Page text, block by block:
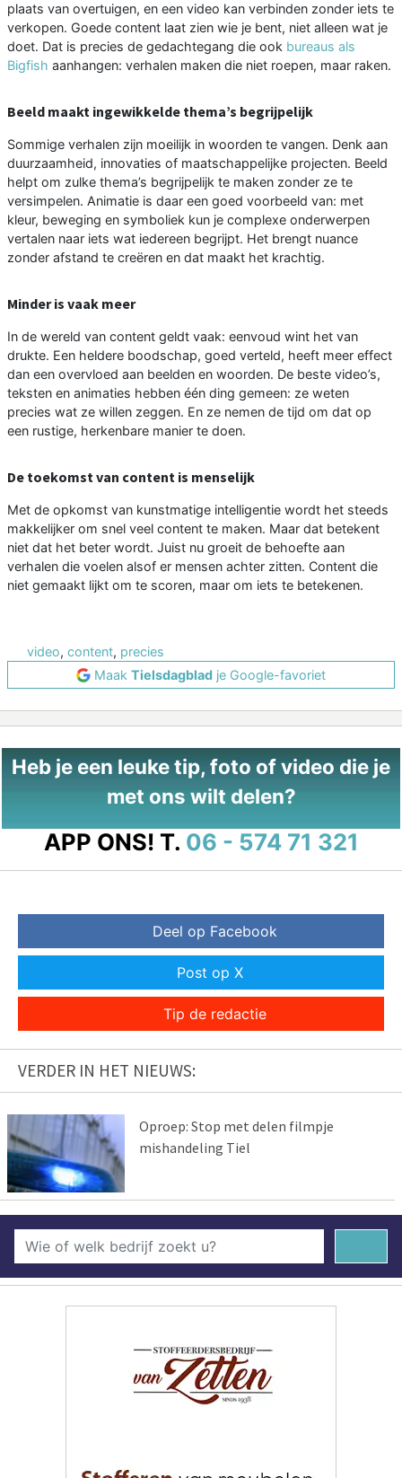
plaats van overtuigen, en een video kan verbinden zonder iets te
verkopen. Goede content laat zien wie je bent, niet alleen wat je
doet. Dat is precies de gedachtegang die ook bureaus als
Bigfish aanhangen: verhalen maken die niet roepen, maar raken.
Beeld maakt ingewikkelde thema’s begrijpelijk
Sommige verhalen zijn moeilijk in woorden te vangen. Denk aan
duurzaamheid, innovaties of maatschappelijke projecten. Beeld
helpt om zulke thema’s begrijpelijk te maken zonder ze te
versimpelen. Animatie is daar een goed voorbeeld van: met
kleur, beweging en symboliek kun je complexe onderwerpen
vertalen naar iets wat iedereen begrijpt. Het brengt nuance
zonder afstand te creëren en dat maakt het krachtig.
Minder is vaak meer
In de wereld van content geldt vaak: eenvoud wint het van
drukte. Een heldere boodschap, goed verteld, heeft meer effect
dan een overvloed aan beelden en woorden. De beste video’s,
teksten en animaties hebben één ding gemeen: ze weten
precies wat ze willen zeggen. En ze nemen de tijd om dat op
een rustige, herkenbare manier te doen.
De toekomst van content is menselijk
Met de opkomst van kunstmatige intelligentie wordt het steeds
makkelijker om snel veel content te maken. Maar dat betekent
niet dat het beter wordt. Juist nu groeit de behoefte aan
verhalen die voelen alsof er mensen achter zitten. Content die
niet gemaakt lijkt om te scoren, maar om iets te betekenen.
video, content, precies
Maak Tielsdagblad je Google-favoriet
Heb je een leuke tip, foto of video die je
met ons wilt delen?
APP ONS! T. 06 - 574 71 321
Deel op Facebook
Post op X
Tip de redactie
VERDER IN HET NIEUWS:
Oproep: Stop met delen filmpje
mishandeling Tiel